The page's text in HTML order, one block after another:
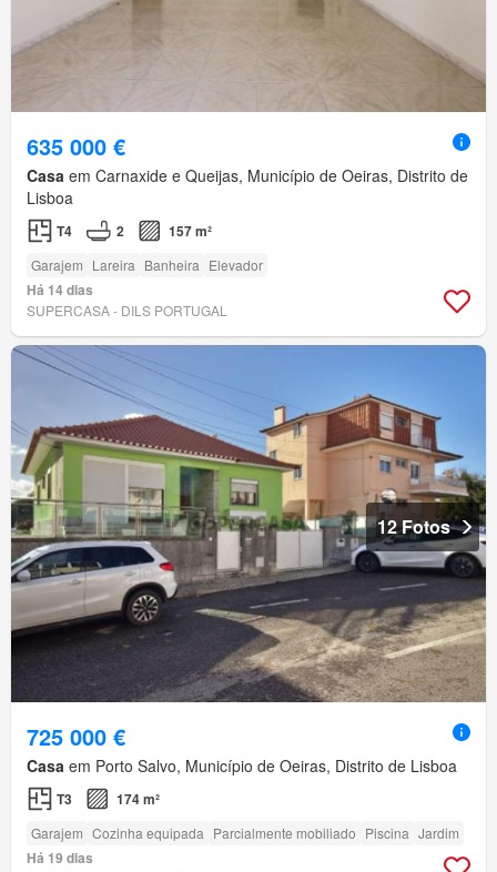
635 000 €
Casa em Carnaxide e Queijas, Município de Oeiras, Distrito de
Lisboa
T4 2 157 m²
Garajem Lareira Banheira Elevador
Há 14 dias
SUPERCASA - DILS PORTUGAL
12 Fotos
725 000 €
Casa em Porto Salvo, Município de Oeiras, Distrito de Lisboa
T3 174 m²
Garajem Cozinha equipada Parcialmente mobiliado Piscina Jardim
Há 19 dias